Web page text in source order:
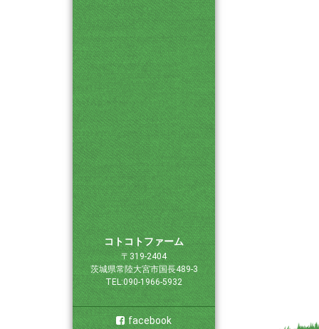
コトコトファーム
〒319-2404
茨城県常陸大宮市国長489-3
TEL:090-1966-5932
facebook